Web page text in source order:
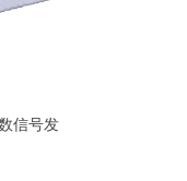
信号发